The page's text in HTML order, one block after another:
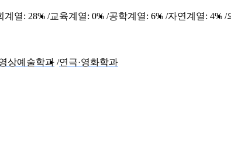
계열: 28% 교육계열: 0% 공학계열: 6% 자연계열: 4%
상예술학과 연극·영화학과